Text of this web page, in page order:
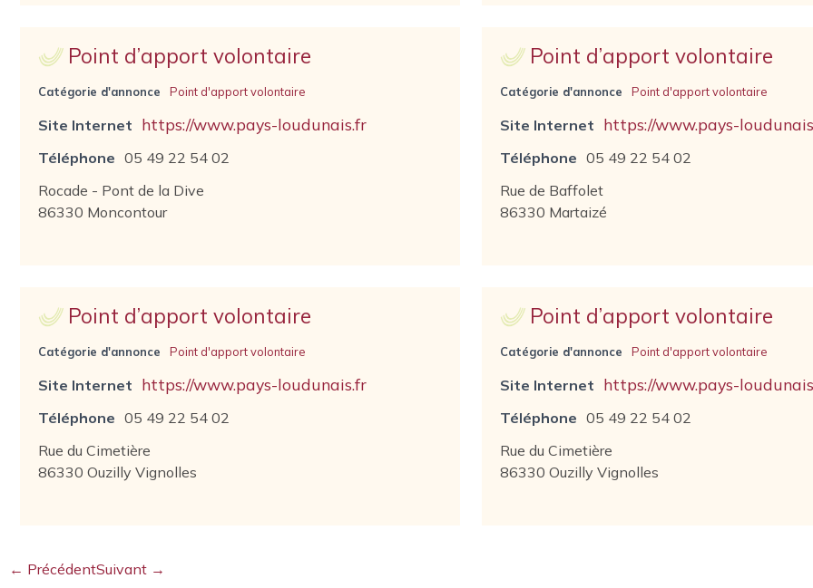
Point d’apport volontaire
Catégorie d'annonce Point d'apport volontaire
Site Internet https://www.pays-loudunais.fr
Téléphone 05 49 22 54 02
Rocade - Pont de la Dive
86330 Moncontour
Point d’apport volontaire
Catégorie d'annonce Point d'apport volontaire
Site Internet https://www.pays-
Téléphone 05 49 22 54 02
Rue de Baffolet
86330 Martaizé
Point d’apport volontaire
Catégorie d'annonce Point d'apport volontaire
Site Internet https://www.pays-loudunais.fr
Téléphone 05 49 22 54 02
Rue du Cimetière
86330 Ouzilly Vignolles
Point d’apport volontaire
Catégorie d'annonce Point d'apport volontaire
Site Internet https://www.pays-
Téléphone 05 49 22 54 02
Rue du Cimetière
86330 Ouzilly Vignolles
← PrécédentSuivant →